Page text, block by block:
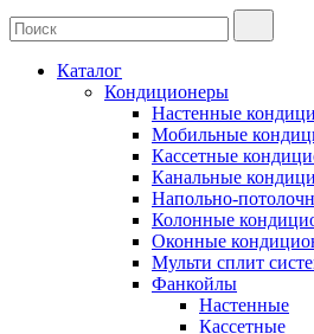
Каталог
Кондиционеры
Настенные
Мобильные
Кассетные
Канальные
Напольно-
Колонные
Оконные
Мульти сплит
Фанкойлы
Настенные
Кассетные